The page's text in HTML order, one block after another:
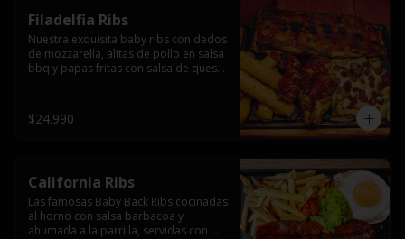
Filadelfia Ribs
Nuestra exquisita baby ribs con dedos
de mozzarella, alitas de pollo en salsa
bbq y papas fritas con salsa de queso
$24.990
California Ribs
Las famosas Baby Back Ribs cocinadas
al horno con salsa barbacoa y
ahumada a la parrilla, servidas con